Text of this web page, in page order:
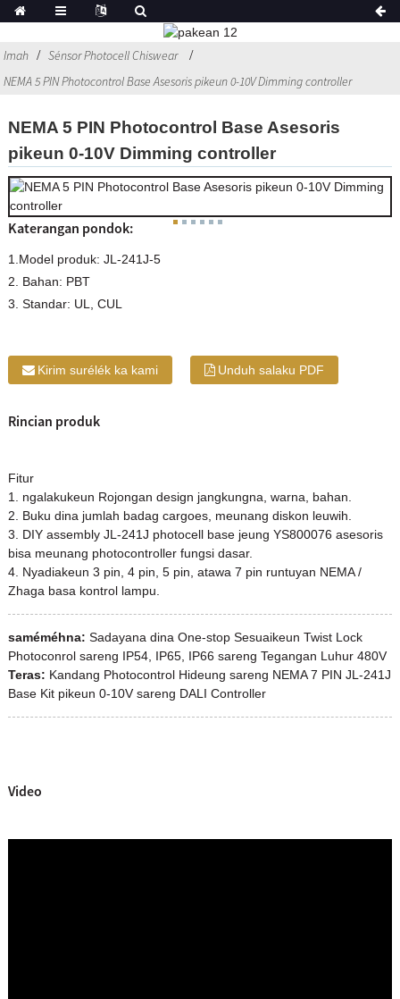
Imah
Sénsor Photocell Chiswear
NEMA 5 PIN Photocontrol Base Asesoris pikeun 0-10V Dimming controller
NEMA 5 PIN Photocontrol Base Asesoris
pikeun 0-10V Dimming controller
Katerangan pondok:
1.Model produk: JL-241J-5
2. Bahan: PBT
3. Standar: UL, CUL
Kirim surélék ka kami Unduh salaku PDF
Rincian produk
Fitur
1. ngalakukeun Rojongan design jangkungna, warna, bahan.
2. Buku dina jumlah badag cargoes, meunang diskon leuwih.
3. DIY assembly JL-241J photocell base jeung YS800076 asesoris
bisa meunang photocontroller fungsi dasar.
4. Nyadiakeun 3 pin, 4 pin, 5 pin, atawa 7 pin runtuyan NEMA /
Zhaga basa kontrol lampu.
saméméhna: Sadayana dina One-stop Sesuaikeun Twist Lock
Photoconrol sareng IP54, IP65, IP66 sareng Tegangan Luhur 480V
Teras: Kandang Photocontrol Hideung sareng NEMA 7 PIN JL-241J
Base Kit pikeun 0-10V sareng DALI Controller
Video